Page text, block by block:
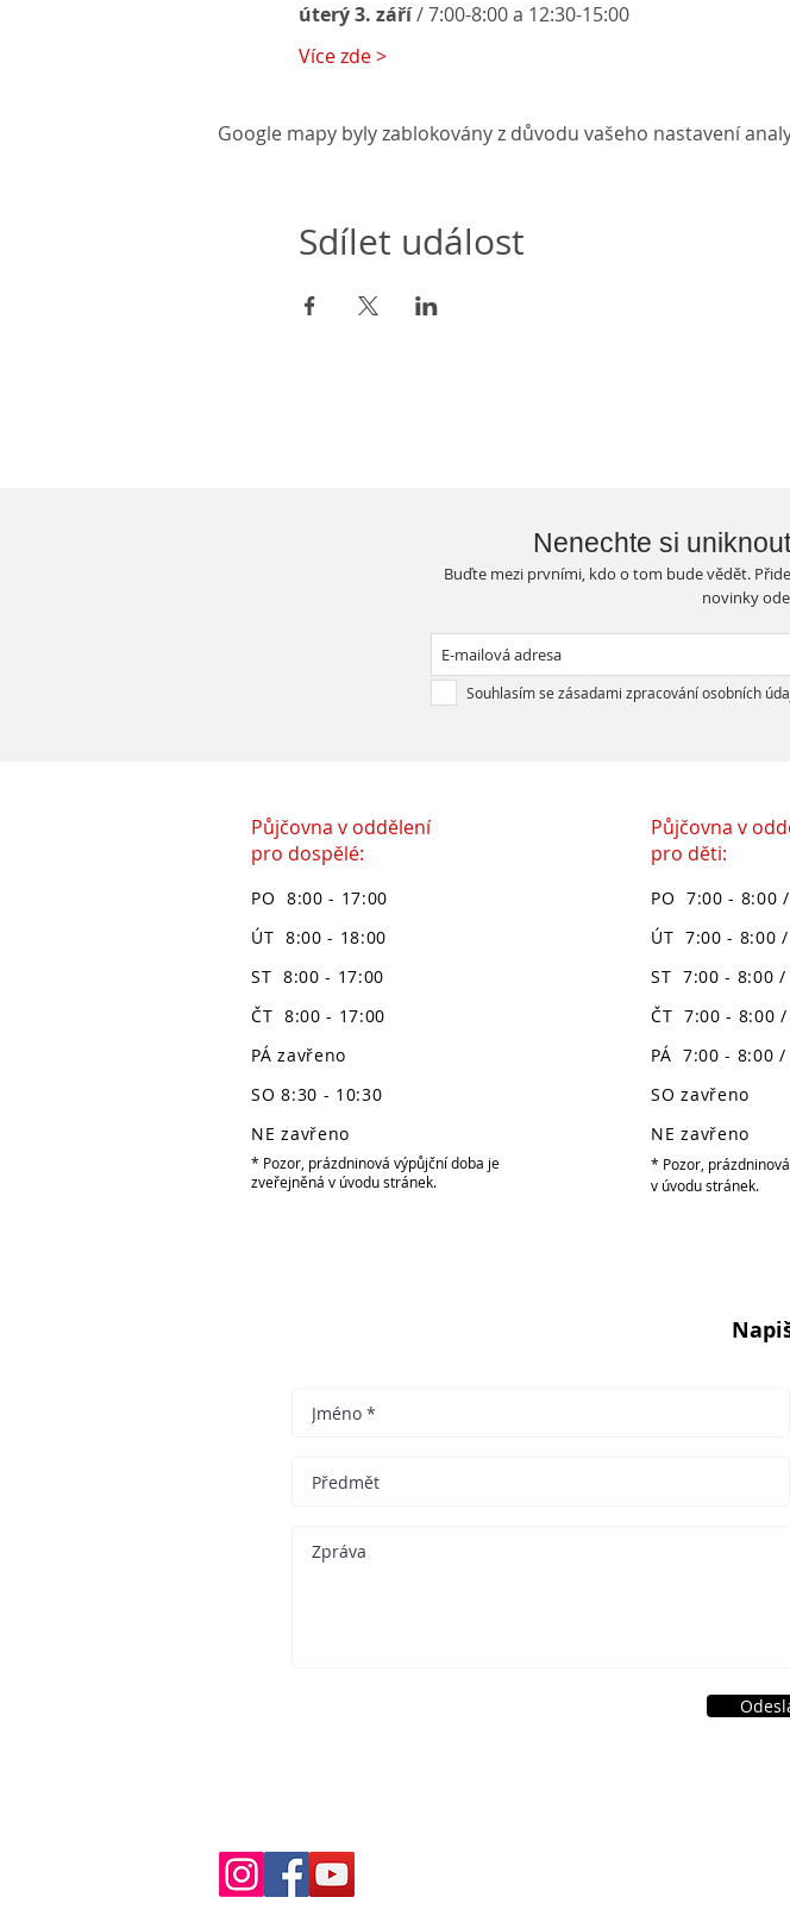
úterý 3. září / 7:00-8:00 a 12:30-15:00
Více zde >
Google mapy byly zablokovány z důvodu vašeho nastavení
Sdílet událost
Půjčovna v oddělení
pro dospělé:
PO 8:00 - 17:00
ÚT 8:00 - 18:00
ST 8:00 - 17:00
ČT 8:00 - 17:00
PÁ zavřeno
SO 8:30 - 10:30
NE zavřeno
* Pozor, prázdninová výpůjční doba je
zveřejněná v úvodu stránek.
Půjčovna v
pro děti:
PO 7:00 - 8:00
ÚT 7:00 - 8:00
ST 7:00 - 8:00
ČT 7:00 - 8:00
PÁ 7:00 - 8:00
SO zavřeno
NE zavřeno
* Pozor,
v úvodu stránek.
Nenechte si
Buďte mezi prvními, kdo o tom bude vědět.
novinky
Souhlasím se zásadami zpracování osobních